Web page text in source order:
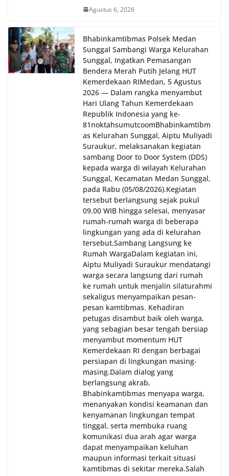
Agustus 6, 2026
Bhabinkamtibmas Polsek Medan
Sunggal Sambangi Warga Kelurahan
Sunggal, Ingatkan Pemasangan
Bendera Merah Putih Jelang HUT
Kemerdekaan RI‎‎Medan, 5 Agustus
2026 — Dalam rangka menyambut
Hari Ulang Tahun Kemerdekaan
Republik Indonesia yang ke-
81noktahsumutcoomBhabinkamtibm
as Kelurahan Sunggal, Aiptu Muliyadi
Suraukur, melaksanakan kegiatan
sambang Door to Door System (DDS)
kepada warga di wilayah Kelurahan
Sunggal, Kecamatan Medan Sunggal,
pada Rabu (05/08/2026).‎‎Kegiatan
tersebut berlangsung sejak pukul
09.00 WIB hingga selesai, menyasar
rumah-rumah warga di beberapa
lingkungan yang ada di kelurahan
tersebut.‎Sambang Langsung ke
Rumah Warga‎Dalam kegiatan ini,
Aiptu Muliyadi Suraukur mendatangi
warga secara langsung dari rumah
ke rumah untuk menjalin silaturahmi
sekaligus menyampaikan pesan-
pesan kamtibmas. Kehadiran
petugas disambut baik oleh warga,
yang sebagian besar tengah bersiap
menyambut momentum HUT
Kemerdekaan RI dengan berbagai
persiapan di lingkungan masing-
masing.‎Dalam dialog yang
berlangsung akrab,
Bhabinkamtibmas menyapa warga,
menanyakan kondisi keamanan dan
kenyamanan lingkungan tempat
tinggal, serta membuka ruang
komunikasi dua arah agar warga
dapat menyampaikan keluhan
maupun informasi terkait situasi
kamtibmas di sekitar mereka.‎‎‎Salah